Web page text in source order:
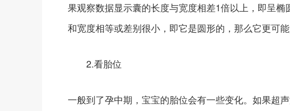
果观察数据显示囊的长度与宽度相差1倍以上，即呈
和宽度相等或差别很小，即它是圆形的，那么它更可能
2.看胎位
一般到了孕中期，宝宝的胎位会有一些变化。如果超